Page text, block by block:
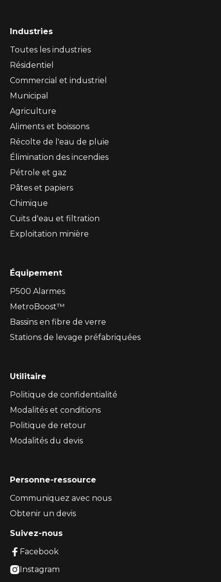
Industries
Toutes les industries
Résidentiel
Commercial et industriel
Municipal
Agriculture
Aliments et boissons
Récolte de l'eau de pluie
Élimination des incendies
Pétrole et gaz
Pâtes et papiers
Chimique
Cuits d'eau et filtration
Exploitation minière
Équipement
P500 Alarmes
MetroBoost™
Bassins en fibre de verre
Stations de levage préfabriquées
Utilitaire
Politique de confidentialité
Modalités et conditions
Politique de retour
Modalités du devis
Personne-ressource
Communiquez avec nous
Obtenir un devis
Suivez-nous
 Facebook
Instagram